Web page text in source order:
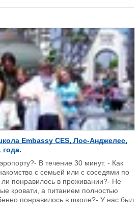
Embassy CES, Лос-Анджелес,
В течение 30 минут. - Как
с семьей или с соседями по
понравилось в проживании?- Не
кровати, а питанием полностью
понравилось в школе?- У нас был